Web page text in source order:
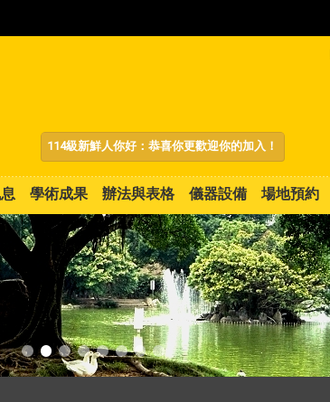
114級新鮮人你好：恭喜你更歡迎你的加入！
學術成果 辦法與表格 儀器設備 場地預約